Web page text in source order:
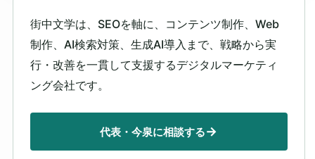
街中文学は、SEOを軸に、コンテンツ制作、Web
制作、AI検索対策、生成AI導入まで、戦略から実
行・改善を一貫して支援するデジタルマーケティ
ング会社です。
代表・今泉に相談する